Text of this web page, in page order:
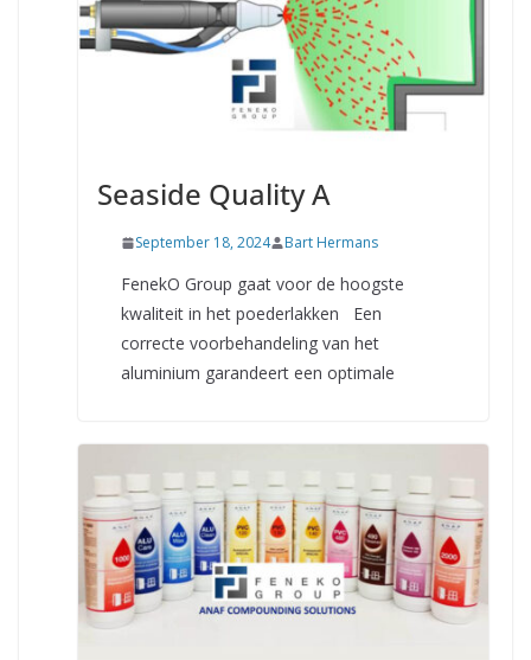
Seaside Quality A
September 18, 2024 Bart Hermans
FenekO Group gaat voor de hoogste
kwaliteit in het poederlakken Een
correcte voorbehandeling van het
aluminium garandeert een optimale